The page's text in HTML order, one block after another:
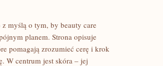
myślą o tym, by beauty care
planem. Strona opisuje
pomagają zrozumieć cerę i krok
W centrum jest skóra – jej